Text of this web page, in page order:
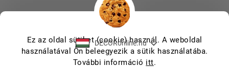
Ez az oldal sütiket (cookie) használ. A weboldal
használatával Ön beleegyezik a sütik használatába.
További információ itt.
DECORonline.hu